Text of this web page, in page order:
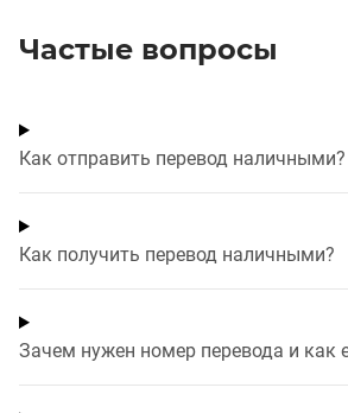
Частые вопросы
Как отправить перевод наличными?
Как получить перевод наличными?
Зачем нужен номер перевода и как